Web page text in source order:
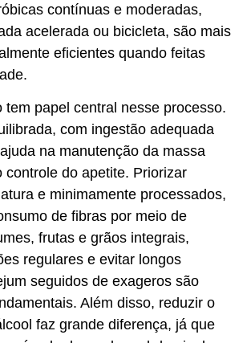
contínuas e moderadas,
acelerada ou bicicleta, são mais
eficientes quando feitas
tem papel central nesse processo.
com ingestão adequada
na manutenção da massa
controle do apetite. Priorizar
e minimamente processados,
de fibras por meio de
frutas e grãos integrais,
regulares e evitar longos
seguidos de exageros são
Além disso, reduzir o
faz grande diferença, já que